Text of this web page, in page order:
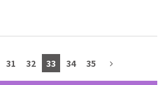
Events of Mexico
31 32 33 34 35